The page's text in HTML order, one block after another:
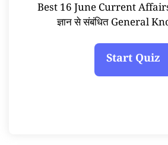
Best 16 June Current Affairs
ज्ञान से संबंधित General